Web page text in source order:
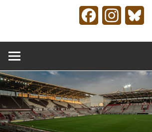
FacebookInstagram